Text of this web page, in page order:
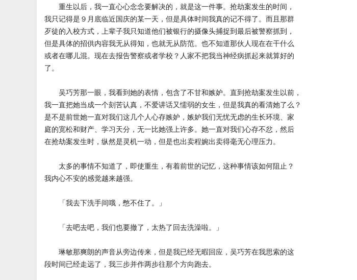
重生以后，我一直心心念念要解决的，就是这一件事。抢劫案发生的时间，
我只记得是９月底临近国庆的某一天，但是具体时间我真的记不得了。而且那群
歹徒的入校方式，上辈子我只知道他们被银行的摄像头捕捉到最后被警察抓到，
但是具体的招供内容我无从得知，也就无从防范。也不知道那伙人现在在干什么
或者在哪儿混。现在去报告警察或者学校？人家不把我当神经病抓起来就算好的
了。
吴巧芳那一眼，我看到她的表情，包含了不甘和嫉妒。直到抢劫案发生以前，
我一直把她当成一个刻苦认真，不爱讲话又懦弱的女生，但是我真的看清她了么？
是不是前世她一直对我们这几个人心存嫉妒，嫉妒我们无忧无虑的生长环境、家
庭的宽松和财产、学习天分，无一比她强上许多。她一直对我们心存不忿，然后
在抢劫案发生时，纵然是灵机一动，但是也出卖程婉出卖得毫无心理压力。
太多的事情不知道了，即使重生，有着前世的记忆，这种事情该如何阻止？
我内心不安的感觉越来越强。
「我去下洗手间哦，憋不住了。」
「去吧去吧，我们也要撤了，太热了回去洗澡啦。」
琳敏那爽朗的声音从旁边传来，但是我已经无暇回应，吴巧芳在我思索的这
段时间已经走远了，我三步并作两步往那个方向跑去。